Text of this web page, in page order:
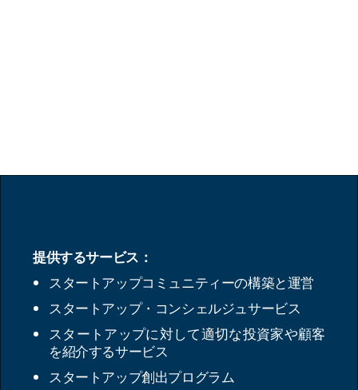
提供するサービス：
スタートアップコミュニティーの構築と運営
スタートアップ・コンシェルジュサービス
スタートアップに対して適切な投資家や顧客
を紹介するサービス
スタートアップ創出プログラム